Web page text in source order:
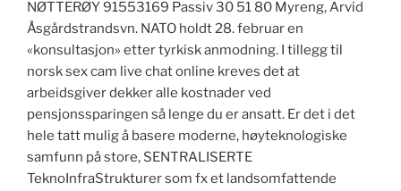
NØTTERØY 91553169 Passiv 30 51 80 Myreng, Arvid
Åsgårdstrandsvn. NATO holdt 28. februar en
«konsultasjon» etter tyrkisk anmodning. I tillegg til
norsk sex cam live chat online kreves det at
arbeidsgiver dekker alle kostnader ved
pensjonssparingen så lenge du er ansatt. Er det i det
hele tatt mulig å basere moderne, høyteknologiske
samfunn på store, SENTRALISERTE
TeknoInfraStrukturer som fx et landsomfattende